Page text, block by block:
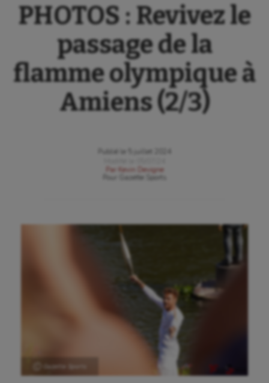
PHOTOS : Revivez le
passage de la
flamme olympique à
Amiens (2/3)
Publié le
5 juillet 2024
Par
Kevin Devigne
Gazette Sports